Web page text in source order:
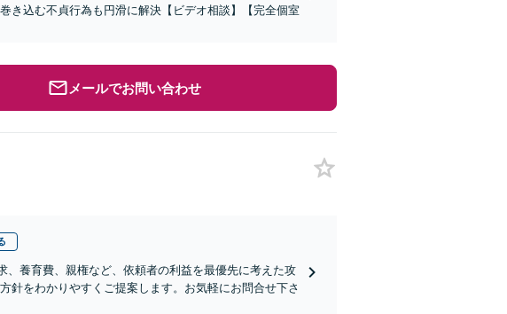
き込む不貞行為も円滑に解決【ビデオ相談】【完全個室
メールでお問い合わせ
、養育費、親権など、依頼者の利益を最優先に考えた攻
針をわかりやすくご提案します。お気軽にお問合せ下さ